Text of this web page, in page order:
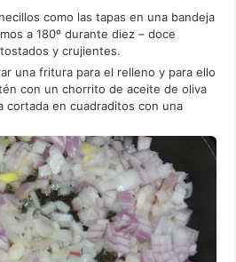
como las tapas en una bandeja
a 180º durante diez – doce
y crujientes.
una fritura para el relleno y para ello
con un chorrito de aceite de oliva
cortada en cuadraditos con una